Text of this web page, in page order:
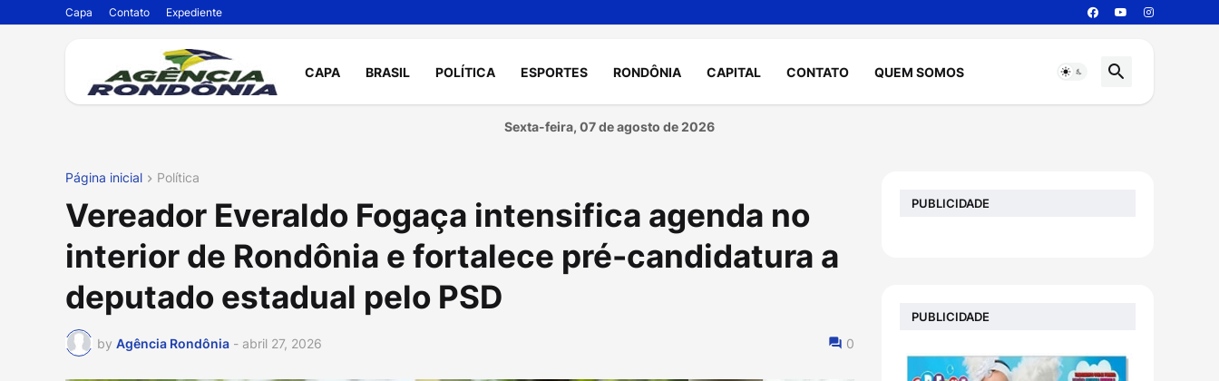
Capa Contato Expediente
CAPA BRASIL POLÍTICA ESPORTES RONDÔNIA CAPITAL CONTATO QUEM SOMOS
Sexta-feira, 07 de agosto de 2026
Página inicial Política
Vereador Everaldo Fogaça intensifica agenda no
interior de Rondônia e fortalece pré-candidatura a
deputado estadual pelo PSD
by Agência Rondônia - abril 27, 2026 0
PUBLICIDADE
PUBLICIDADE